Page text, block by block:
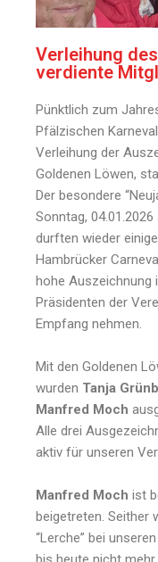
Verleihung
verdiente
Pünktlich zum
Pfälzischen
Verleihung der
Goldenen Löwen,
Der besondere
Sonntag,
durften wieder
Hambrücker
hohe Auszeichnung
Präsidenten der
Empfang nehmen.
Mit den Goldenen
wurden Tanja
Manfred Moch
Alle drei
aktiv für unseren
Manfred Moch ist
beigetreten. Seither
“Lerche” bei